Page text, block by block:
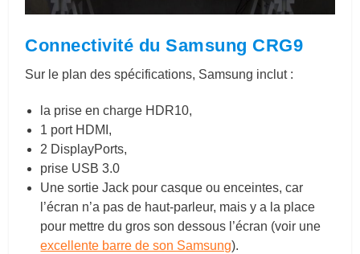
Connectivité du Samsung CRG9
Sur le plan des spécifications, Samsung inclut :
la prise en charge HDR10,
1 port HDMI,
2 DisplayPorts,
prise USB 3.0
Une sortie Jack pour casque ou enceintes, car
l’écran n’a pas de haut-parleur, mais y a la place
pour mettre du gros son dessous l’écran (voir une
excellente barre de son Samsung).